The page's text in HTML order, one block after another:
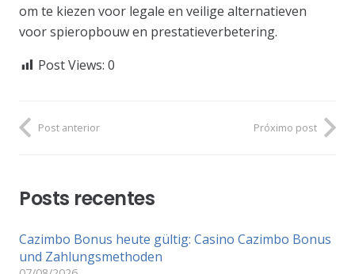
om te kiezen voor legale en veilige alternatieven
voor spieropbouw en prestatieverbetering.
Post Views: 0
Post anterior Próximo post
Posts recentes
Cazimbo Bonus heute gültig: Casino Cazimbo Bonus
und Zahlungsmethoden